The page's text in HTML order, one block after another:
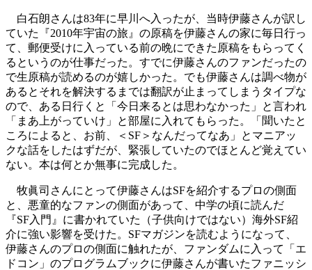
白石朗さんは83年に早川へ入ったが、当時伊藤さんが訳し
ていた『2010年宇宙の旅』の原稿を伊藤さんの家に毎日行っ
て、郵便受けに入っている前の晩にできた原稿をもらってく
るというのが仕事だった。すでに伊藤さんのファンだったの
で生原稿が読めるのが嬉しかった。でも伊藤さんは調べ物が
あるとそれを解決するまでは翻訳が止まってしまうタイプな
ので、ある日行くと「今日来るとは思わなかった」と言われ
「まあ上がっていけ」と部屋に入れてもらった。「聞いたと
ころによると、お前、＜SF＞なんだってなあ」とマニアッ
クな話をしたはずだが、緊張していたのでほとんど覚えてい
ない。本は何とか無事に完成した。
牧眞司さんにとって伊藤さんはSFを紹介するプロの側面
と、悪童的なファンの側面があって、中学の頃に読んだ
『SF入門』に書かれていた（子供向けではない）海外SF紹
介に強い影響を受けた。SFマガジンを読むようになって、
伊藤さんのプロの側面に触れたが、ファンダムに入って「エ
ドコン」のプログラムブックに伊藤さんが書いたファニッシ